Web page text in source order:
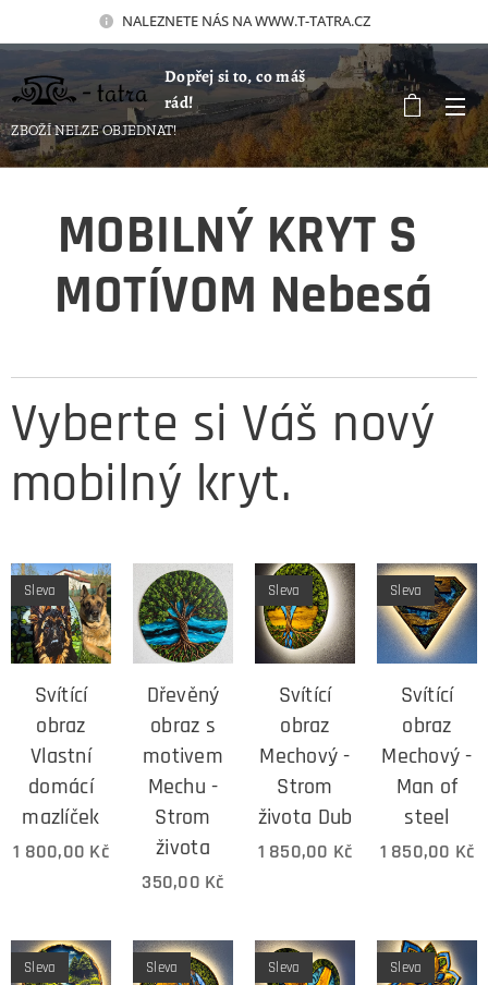
NALEZNETE NÁS NA WWW.T-TATRA.CZ 🚀
Dopřej si to, co máš
rád!
ZBOŽÍ NELZE OBJEDNAT!
MOBILNÝ KRYT S
MOTÍVOM Nebesá
Vyberte si Váš nový
mobilný kryt.
Svítící
obraz
Vlastní
domácí
mazlíček
Sleva
1 800,00 Kč
Dřevěný
obraz s
motivem
Mechu -
Strom
života
350,00 Kč
Svítící
obraz
Mechový -
Strom
života Dub
Sleva
1 850,00 Kč
Svítící
obraz
Mechový -
Man of
steel
Sleva
1 850,00 Kč
Sleva Sleva Sleva Sleva